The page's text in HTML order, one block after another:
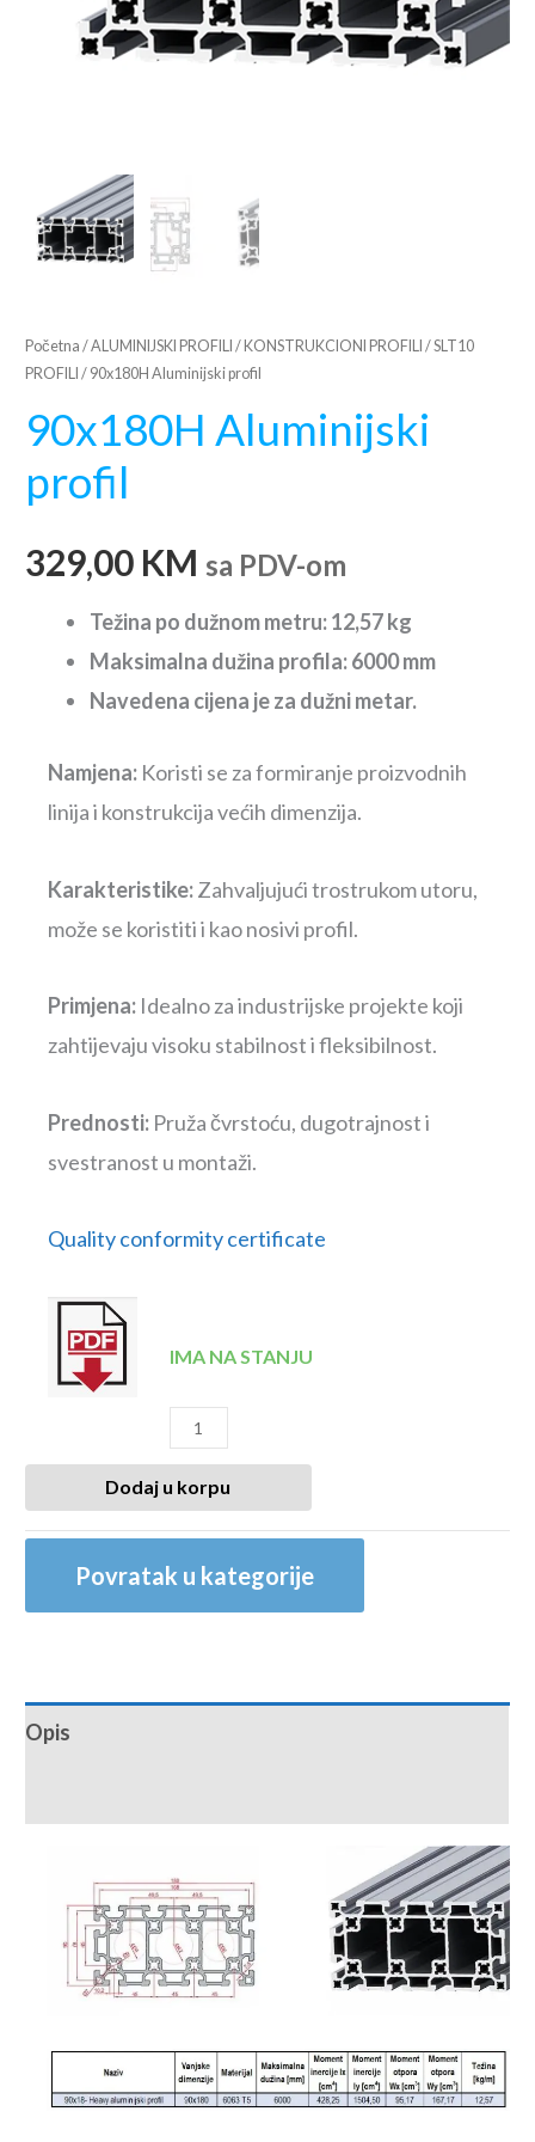
Početna /ALUMINIJSKI PROFILI / KONSTRUKCIONI PROFILI /SLT10
PROFILI / 90x180H Aluminijski profil
90x180H Aluminijski
profil
329,00 KM sa PDV-om
Težina po dužnom metru: 12,57 kg
Maksimalna dužina profila: 6000 mm
Navedena cijena je za dužni metar.
Namjena:Koristi se za formiranje proizvodnih
linija i konstrukcija većih dimenzija.
Karakteristike:Zahvaljujući trostrukom utoru,
može se koristiti i kao nosivi profil.
Primjena:Idealno za industrijske projekte koji
zahtijevaju visoku stabilnost i fleksibilnost.
Prednosti:Pruža čvrstoću, dugotrajnost i
svestranost u montaži.
Quality conformity certificate
IMA NA STANJU
Dodaj u korpu
Povratak u kategorije
Opis